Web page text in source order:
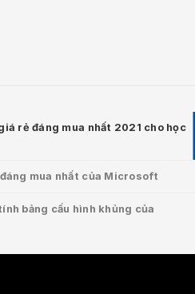
rẻ đáng mua nhất 2021 cho học
mua nhất của Microsoft
bảng cấu hình khủng của